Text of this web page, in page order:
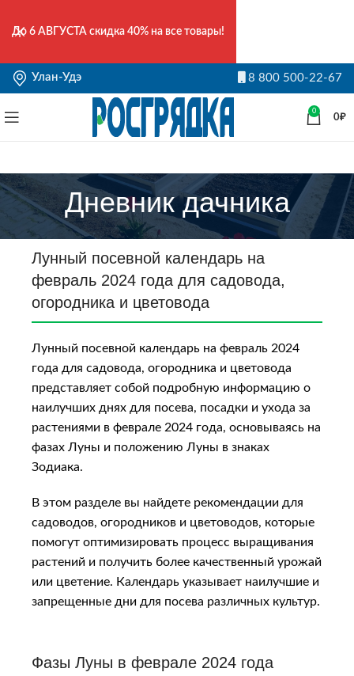
Улан-Удэ 8 800 500-22-67
0
0₽
Дневник дачника
Лунный посевной календарь на
февраль 2024 года для садовода,
огородника и цветовода
Лунный посевной календарь на февраль 2024
года для садовода, огородника и цветовода
представляет собой подробную информацию о
наилучших днях для посева, посадки и ухода за
растениями в феврале 2024 года, основываясь на
фазах Луны и пoлoжeнию Луны в знaкax
Зoдиaкa.
В этом разделе вы найдете рекомендации для
садоводов, огородников и цветоводов, которые
помогут оптимизировать процесс выращивания
растений и получить более качественный урожай
или цветение. Календарь указывает наилучшие и
запрещенные дни для посева различных культур.
Фазы Луны в феврале 2024 года
До 6 АВГУСТА скидка 40% на все товары!